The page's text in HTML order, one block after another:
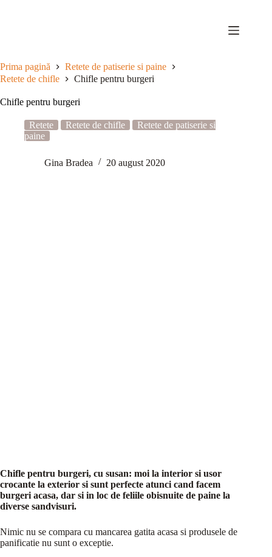
Prima pagină
Retete de patiserie si paine
Retete de chifle
Chifle pentru burgeri
Chifle pentru burgeri
Retete Retete de chifle
Retete de patiserie si
paine
Gina Bradea 20 august 2020
Chifle pentru burgeri, cu susan: moi la interior si usor
crocante la exterior si sunt perfecte atunci cand facem
burgeri acasa, dar si in loc de feliile obisnuite de paine la
diverse sandvisuri.
Nimic nu se compara cu mancarea gatita acasa si produsele de
panificatie nu sunt o exceptie.